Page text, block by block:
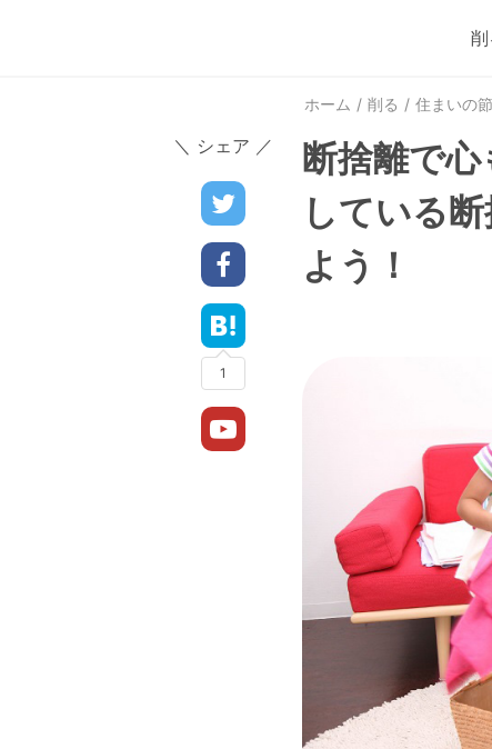
削
ホーム 削る 住まいの
＼ シェア ／
1
断捨離で
している
よう！